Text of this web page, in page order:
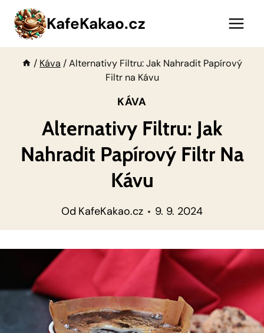
Přeskočit
obsah
KafeKakao.cz
/ Káva /Alternativy Filtru: Jak Nahradit Papírový
Filtr na Kávu
KÁVA
Alternativy Filtru: Jak
Nahradit Papírový Filtr Na
Kávu
Od KafeKakao.cz 9. 9. 2024